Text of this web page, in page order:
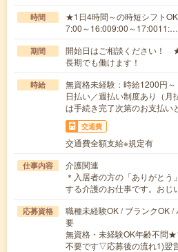
時間
★1日4時間～の時短シフト
7:00～16:009:00～17:0011:…
期間
開始日はご相談ください！
長期でも働けます！
時給
無資格未経験：時給1200
日払い／週払い制度あり（
は手続き完了次第のお支払い
交通費
交通費全額支給※規定有
仕事内容
介護関連
＊入居者の方の「ありがと
する介護のお仕事です。お
応募資格
職種未経験OK / ブランクOK
要
無資格・未経験OK年齢不問
不要です▽応募後の流れ1)翌